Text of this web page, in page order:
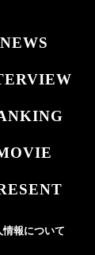
NEWS
情報について